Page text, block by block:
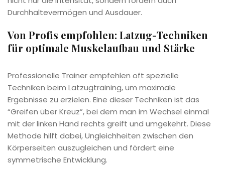
Durchhaltevermögen und Ausdauer.
Von Profis empfohlen: Latzug-Techniken
für optimale Muskelaufbau und Stärke
Professionelle Trainer empfehlen oft spezielle
Techniken beim Latzugtraining, um maximale
Ergebnisse zu erzielen. Eine dieser Techniken ist das
“Greifen über Kreuz”, bei dem man im Wechsel einmal
mit der linken Hand rechts greift und umgekehrt. Diese
Methode hilft dabei, Ungleichheiten zwischen den
Körperseiten auszugleichen und fördert eine
symmetrische Entwicklung.